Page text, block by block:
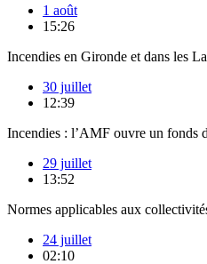
1 août
15:26
Incendies en Gironde et dans les
30 juillet
12:39
Incendies : l’AMF ouvre un fonds
29 juillet
13:52
Normes applicables aux
24 juillet
02:10